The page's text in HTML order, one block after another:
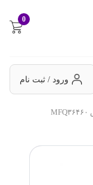
0
ورود / ثبت نام